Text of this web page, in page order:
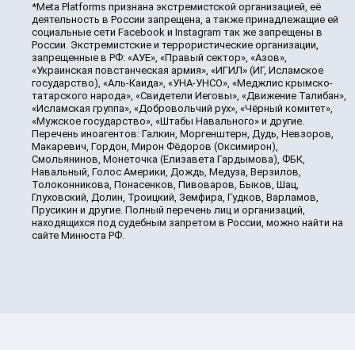
*Meta Platforms признана экстремистской организацией, её
деятельность в России запрещена, а также принадлежащие ей
социальные сети Facebook и Instagram так же запрещены в
России. Экстремистские и террористические организации,
запрещенные в РФ: «АУЕ», «Правый сектор», «Азов»,
«Украинская повстанческая армия», «ИГИЛ» (ИГ, Исламское
государство), «Аль-Каида», «УНА-УНСО», «Меджлис крымско-
татарского народа», «Свидетели Иеговы», «Движение Талибан»,
«Исламская группа», «Добровольчий рух», «Чёрный комитет»,
«Мужское государство», «Штабы Навального» и другие.
Перечень иноагентов: Галкин, Моргенштерн, Дудь, Невзоров,
Макаревич, Гордон, Мирон Фёдоров (Оксимирон),
Смольянинов, Монеточка (Елизавета Гардымова), ФБК,
Навальный, Голос Америки, Дождь, Медуза, Верзилов,
Толоконникова, Понасенков, Пивоваров, Быков, Шац,
Глуховский, Долин, Троицкий, Земфира, Гудков, Варламов,
Прусикин и другие. Полный перечень лиц и организаций,
находящихся под судебным запретом в России, можно найти на
сайте Минюста РФ.